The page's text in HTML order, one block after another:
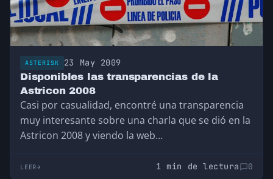
ASTERISK 23 May 2009
Disponibles las transparencias de la
Astricon 2008
Casi por casualidad, encontré una transparencia
muy interesante sobre una charla que se dió en la
Astricon 2008 y viendo la web…
LEER 1 min de lectura 0